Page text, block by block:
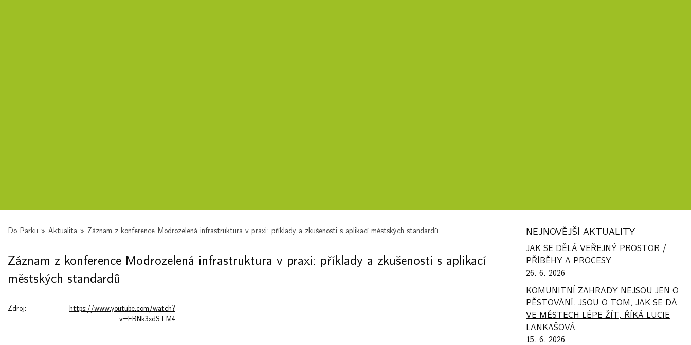
Do Parku » Aktualita » Záznam z konference Modrozelená infrastruktura v praxi: příklady a zkušenosti s aplikací městských standardů
Záznam z konference Modrozelená infrastruktura v praxi: příklady a zkušenosti s aplikací
městských standardů
Zdroj:
https://www.youtube.com/watch?
v=ERNk3xdSTM4
NEJNOVĚJŠÍ AKTUALITY
JAK SE DĚLÁ VEŘEJNÝ PROSTOR /
PŘÍBĚHY A PROCESY
26. 6. 2026
KOMUNITNÍ ZAHRADY NEJSOU JEN O
PĚSTOVÁNÍ. JSOU O TOM, JAK SE DÁ
VE MĚSTECH LÉPE ŽÍT, ŘÍKÁ LUCIE
LANKAŠOVÁ
15. 6. 2026